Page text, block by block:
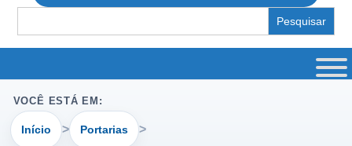
for:
VOCÊ ESTÁ EM:
Início Portarias